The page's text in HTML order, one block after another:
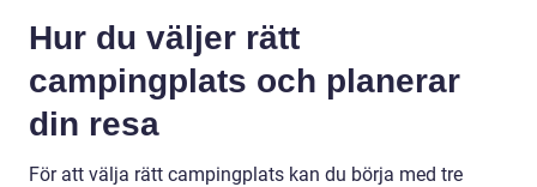
Hur du väljer rätt
campingplats och planerar
din resa
För att välja rätt campingplats kan du börja med tre